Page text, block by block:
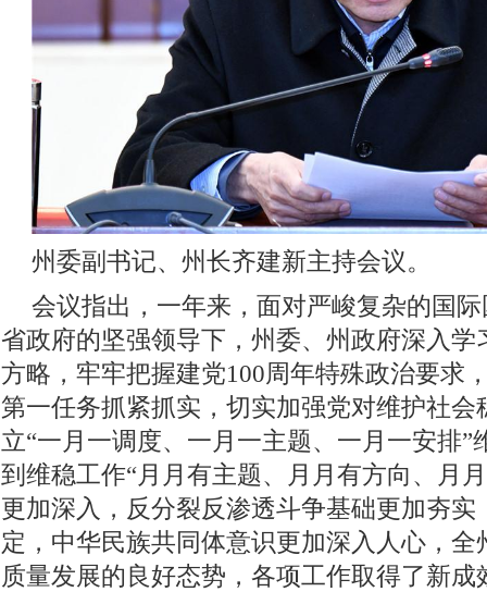
州委副书记、州长齐建新主持会议。
会议指出，一年来，面对严峻复杂的国
省政府的坚强领导下，州委、州政府深入学
方略，牢牢把握建党100周年特殊政治要求
第一任务抓紧抓实，切实加强党对维护社会
立“一月一调度、一月一主题、一月一安排”
到维稳工作“月月有主题、月月有方向、月
更加深入，反分裂反渗透斗争基础更加夯
定，中华民族共同体意识更加深入人心，
质量发展的良好态势，各项工作取得了新成